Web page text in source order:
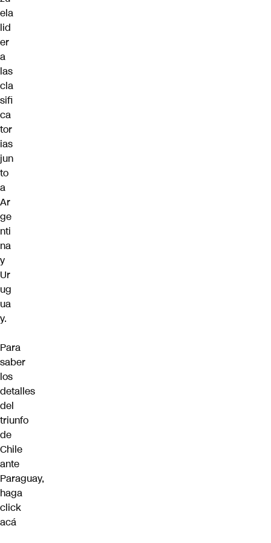
ela
lid
er
a
las
cla
sifi
ca
tor
ias
jun
to
a
Ar
ge
nti
na
y
Ur
ug
ua
y.
Para
saber
los
detalles
del
triunfo
de
Chile
ante
Paraguay,
haga
click
acá